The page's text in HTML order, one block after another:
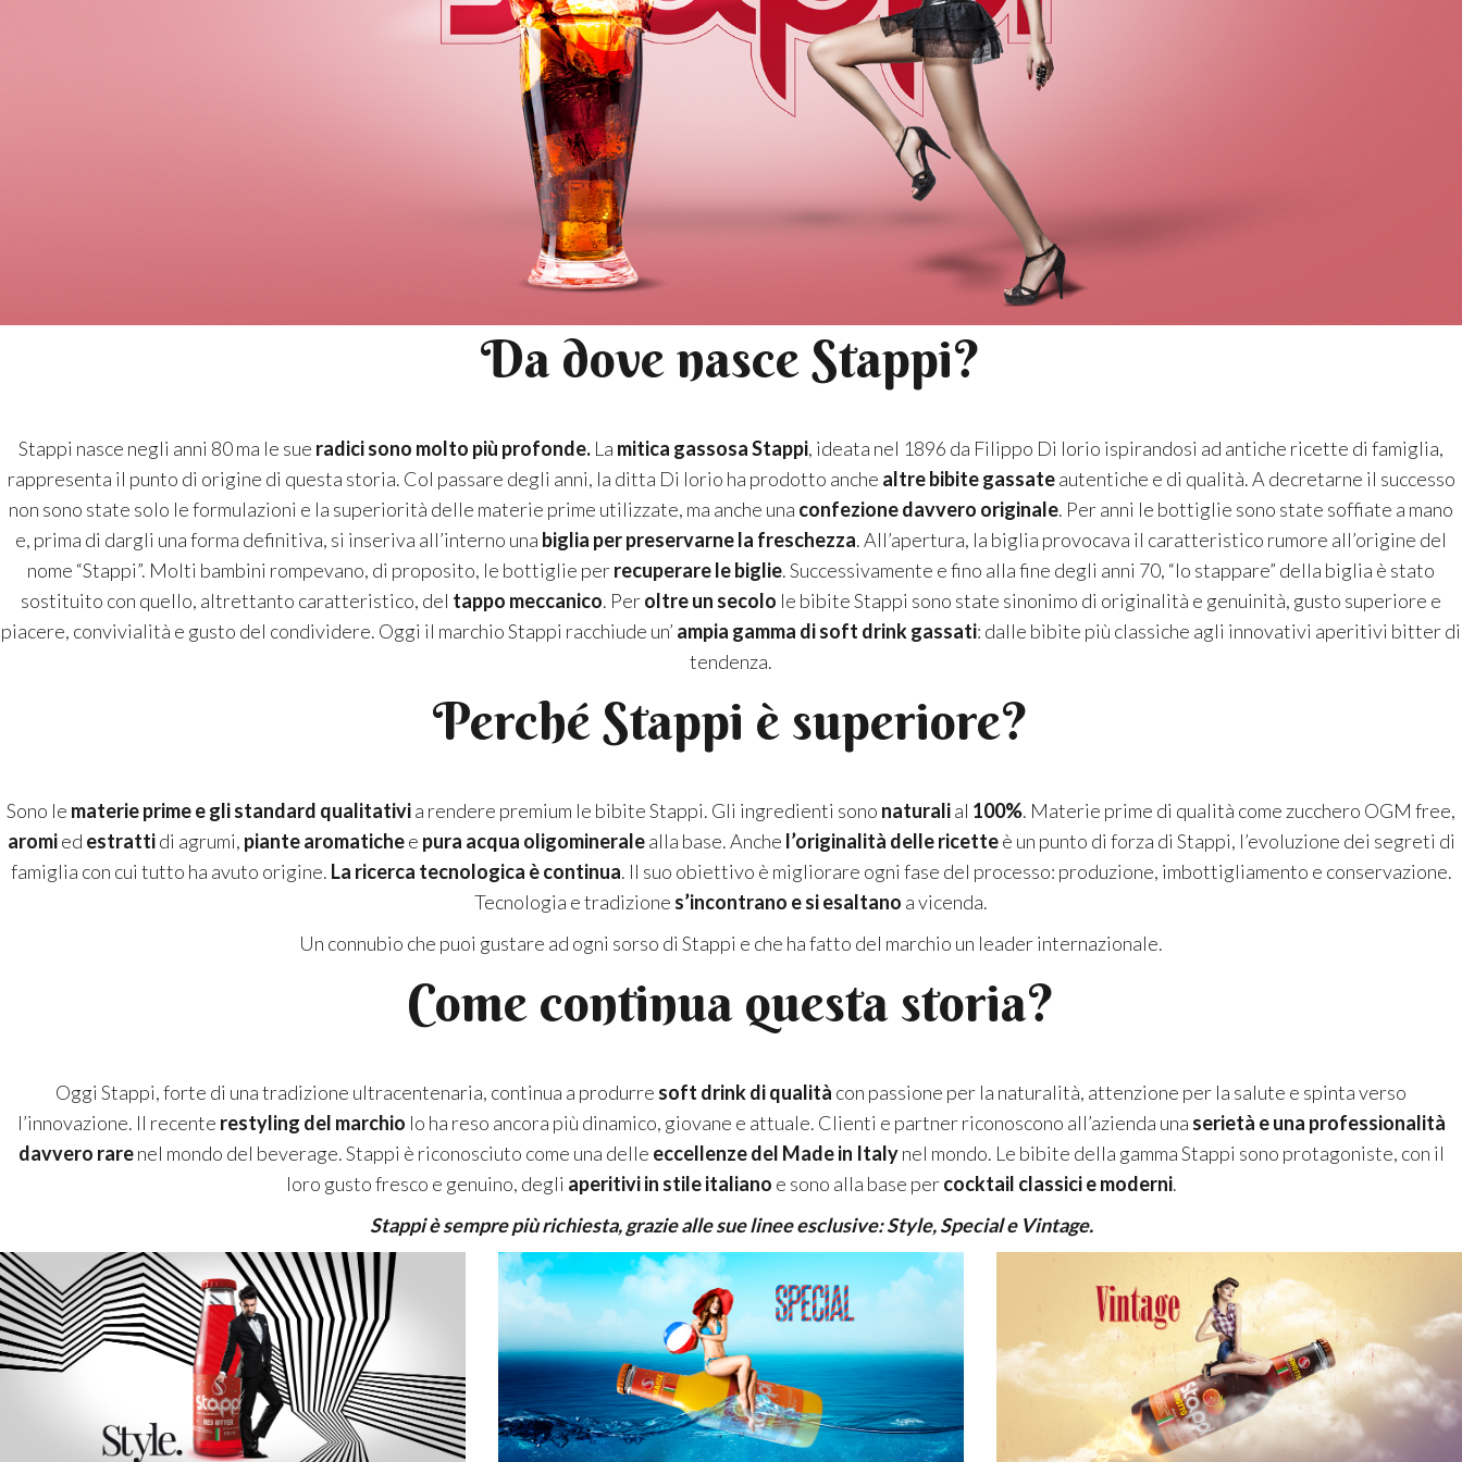
Da dove nasce Stappi?
Stappi nasce negli anni 80 ma le sue radici sono molto più profonde. La mitica gassosa Stappi, ideata nel 1896 da Filippo Di Iorio ispirandosi ad antiche ricette di famiglia,
rappresenta il punto di origine di questa storia. Col passare degli anni, la ditta Di Iorio ha prodotto anche altre bibite gassateautentiche e di qualità. A decretarne il successo
non sono state solo le formulazioni e la superiorità delle materie prime utilizzate, ma anche una confezione davvero originale. Per anni le bottiglie sono state soffiate a mano
e, prima di dargli una forma definitiva, si inseriva all’interno una biglia per preservarne la freschezza. All’apertura, la biglia provocava il caratteristico rumore all’origine del
nome “Stappi”. Molti bambini rompevano, di proposito, le bottiglie perrecuperare le biglie. Successivamente e fino alla fine degli anni 70, “lo stappare” della biglia è stato
sostituito con quello, altrettanto caratteristico, del tappo meccanico. Peroltre un secolo le bibite Stappi sono state sinonimo di originalità e genuinità, gusto superiore e
piacere, convivialità e gusto del condividere. Oggi il marchio Stappi racchiude un’ ampia gamma di soft drink gassati: dalle bibite più classiche agli innovativi aperitivi bitter di
tendenza.
Perché Stappi è superiore?
Sono le materie prime e gli standard qualitativia rendere premium le bibite Stappi. Gli ingredienti sono naturalial 100%. Materie prime di qualità come zucchero OGM free,
aromied estrattidi agrumi, piante aromatichee pura acqua oligomineralealla base. Anche l’originalità delle ricetteè un punto di forza di Stappi, l’evoluzione dei segreti di
famiglia con cui tutto ha avuto origine. La ricerca tecnologica è continua. Il suo obiettivo è migliorare ogni fase del processo: produzione, imbottigliamento e conservazione.
Tecnologia e tradizione s’incontrano e si esaltano a vicenda.
Un connubio che puoi gustare ad ogni sorso di Stappi e che ha fatto del marchio un leader internazionale.
Come continua questa storia?
Oggi Stappi, forte di una tradizione ultracentenaria, continua a produrre soft drink di qualità con passione per la naturalità, attenzione per la salute e spinta verso
l’innovazione. Il recente restyling del marchio lo ha reso ancora più dinamico, giovane e attuale. Clienti e partner riconoscono all’azienda una serietà e una professionalità
davvero rarenel mondo del beverage. Stappi è riconosciuto come una delle eccellenze del Made in Italynel mondo. Le bibite della gamma Stappi sono protagoniste, con il
loro gusto fresco e genuino, degli aperitivi in stile italiano e sono alla base percocktail classici e moderni.
Stappi è sempre più richiesta, grazie alle sue linee esclusive: Style, Special e Vintage.